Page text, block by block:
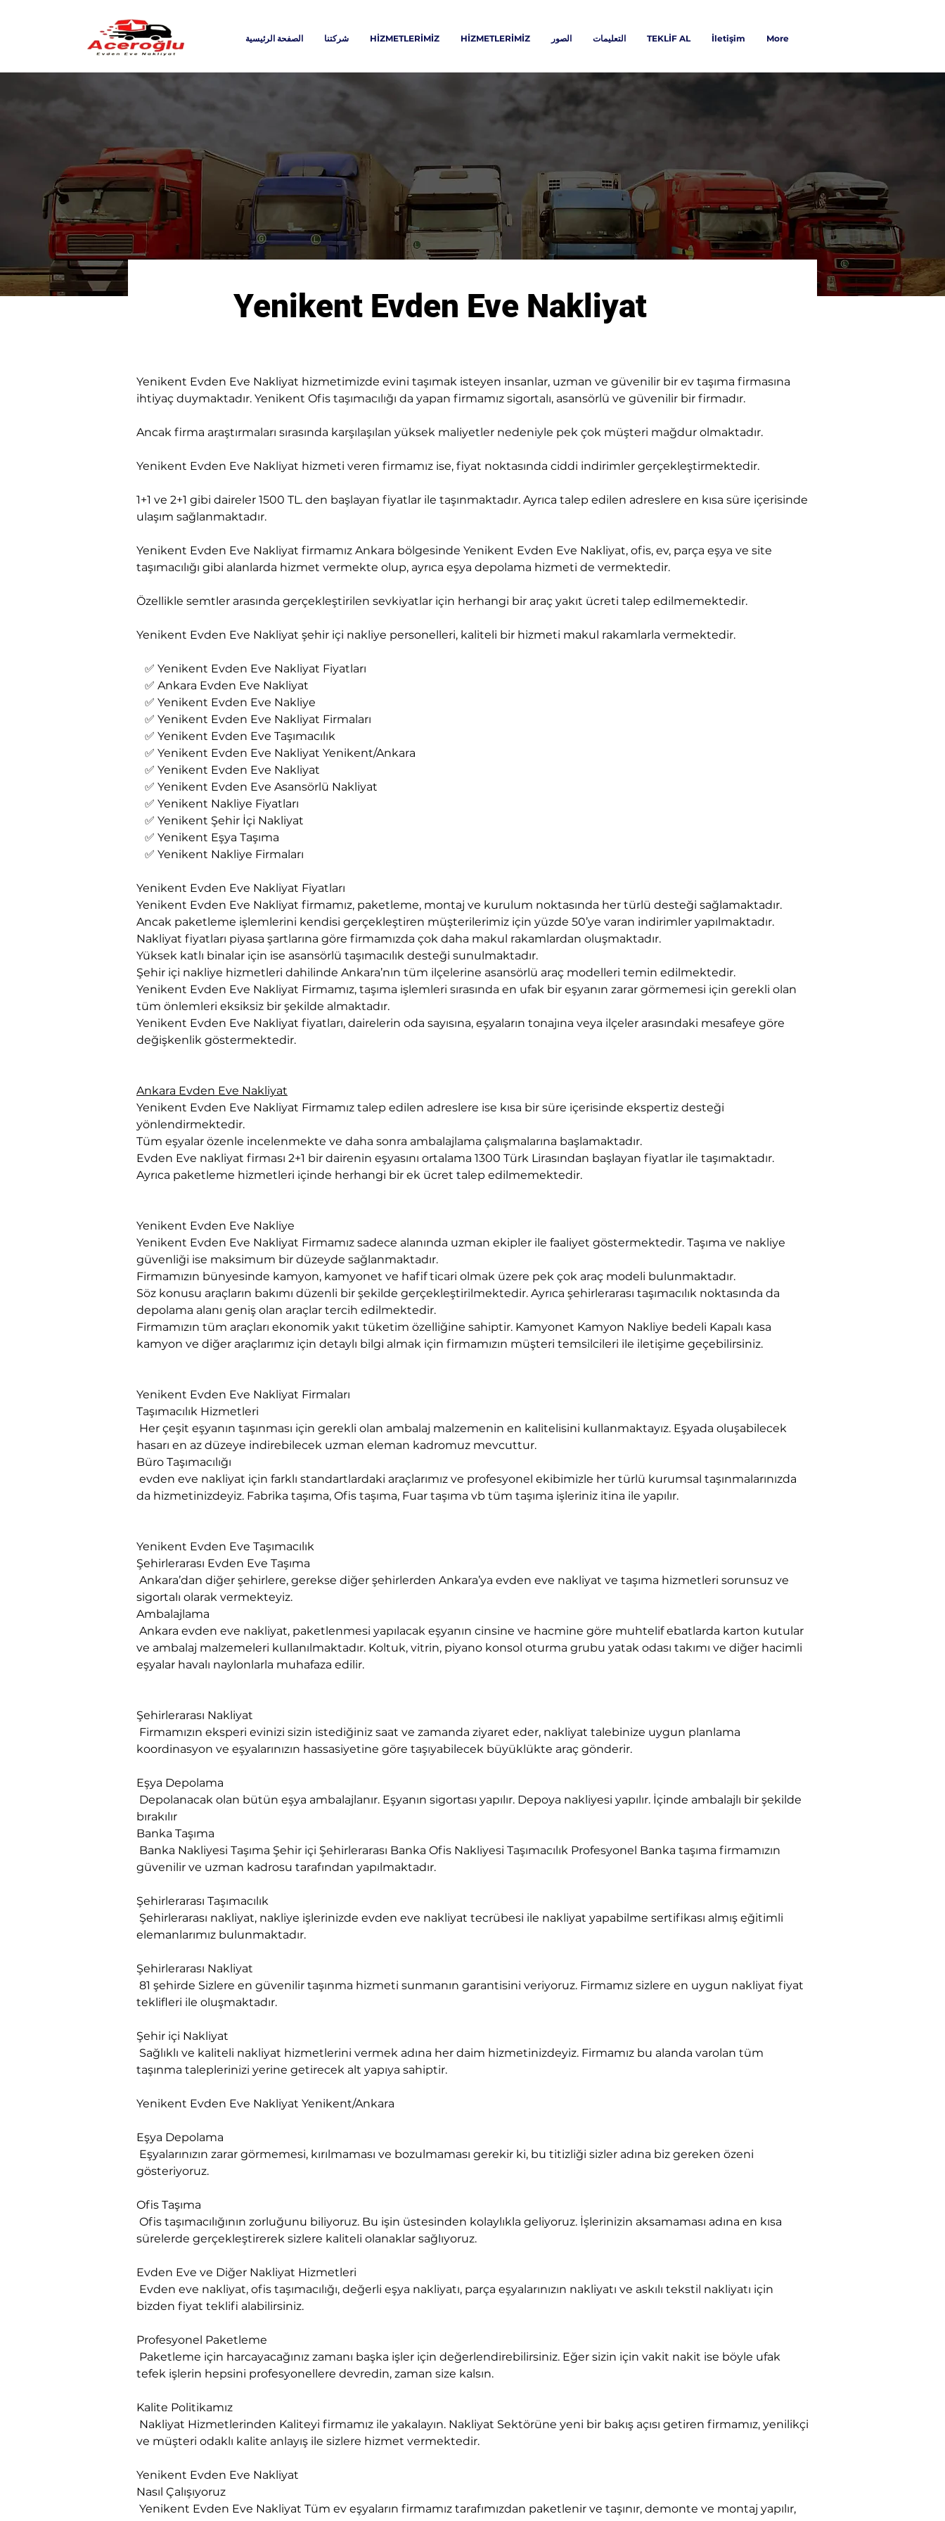
الصفحة الرئيسية شركتنا HİZMETLERİMİZ HİZMETLERİMİZ الصور التعليمات TEKLİF AL İletişim More
Yenikent Evden Eve Nakliyat
Yenikent Evden Eve Nakliyat hizmetimizde evini taşımak isteyen insanlar, uzman ve güvenilir bir ev taşıma firmasına
ihtiyaç duymaktadır. Yenikent Ofis taşımacılığı da yapan firmamız sigortalı, asansörlü ve güvenilir bir firmadır.
​Ancak firma araştırmaları sırasında karşılaşılan yüksek maliyetler nedeniyle pek çok müşteri mağdur olmaktadır.
Yenikent Evden Eve Nakliyat hizmeti veren firmamız ise, fiyat noktasında ciddi indirimler gerçekleştirmektedir.
1+1 ve 2+1 gibi daireler 1500 TL. den başlayan fiyatlar ile taşınmaktadır. Ayrıca talep edilen adreslere en kısa süre içerisinde
ulaşım sağlanmaktadır.
Yenikent Evden Eve Nakliyat firmamız Ankara bölgesinde Yenikent Evden Eve Nakliyat, ofis, ev, parça eşya ve site
taşımacılığı gibi alanlarda hizmet vermekte olup, ayrıca eşya depolama hizmeti de vermektedir.
Özellikle semtler arasında gerçekleştirilen sevkiyatlar için herhangi bir araç yakıt ücreti talep edilmemektedir.
Yenikent Evden Eve Nakliyat şehir içi nakliye personelleri, kaliteli bir hizmeti makul rakamlarla vermektedir.
   ✅ Yenikent Evden Eve Nakliyat Fiyatları
   ✅ Ankara Evden Eve Nakliyat
   ✅ Yenikent Evden Eve Nakliye
   ✅ Yenikent Evden Eve Nakliyat Firmaları
   ✅ Yenikent Evden Eve Taşımacılık
   ✅ Yenikent Evden Eve Nakliyat Yenikent/Ankara
   ✅ Yenikent Evden Eve Nakliyat
   ✅ Yenikent Evden Eve Asansörlü Nakliyat
   ✅ Yenikent Nakliye Fiyatları
   ✅ Yenikent Şehir İçi Nakliyat
   ✅ Yenikent Eşya Taşıma
   ✅ Yenikent Nakliye Firmaları
Yenikent Evden Eve Nakliyat Fiyatları
Yenikent Evden Eve Nakliyat firmamız, paketleme, montaj ve kurulum noktasında her türlü desteği sağlamaktadır.
Ancak paketleme işlemlerini kendisi gerçekleştiren müşterilerimiz için yüzde 50’ye varan indirimler yapılmaktadır.
Nakliyat fiyatları piyasa şartlarına göre firmamızda çok daha makul rakamlardan oluşmaktadır.
Yüksek katlı binalar için ise asansörlü taşımacılık desteği sunulmaktadır.
Şehir içi nakliye hizmetleri dahilinde Ankara’nın tüm ilçelerine asansörlü araç modelleri temin edilmektedir.
Yenikent Evden Eve Nakliyat Firmamız, taşıma işlemleri sırasında en ufak bir eşyanın zarar görmemesi için gerekli olan
tüm önlemleri eksiksiz bir şekilde almaktadır.
Yenikent Evden Eve Nakliyat fiyatları, dairelerin oda sayısına, eşyaların tonajına veya ilçeler arasındaki mesafeye göre
değişkenlik göstermektedir.
Ankara Evden Eve Nakliyat
Yenikent Evden Eve Nakliyat Firmamız talep edilen adreslere ise kısa bir süre içerisinde ekspertiz desteği
yönlendirmektedir.
Tüm eşyalar özenle incelenmekte ve daha sonra ambalajlama çalışmalarına başlamaktadır.
Evden Eve nakliyat firması 2+1 bir dairenin eşyasını ortalama 1300 Türk Lirasından başlayan fiyatlar ile taşımaktadır.
Ayrıca paketleme hizmetleri içinde herhangi bir ek ücret talep edilmemektedir.
Yenikent Evden Eve Nakliye
Yenikent Evden Eve Nakliyat Firmamız sadece alanında uzman ekipler ile faaliyet göstermektedir. Taşıma ve nakliye
güvenliği ise maksimum bir düzeyde sağlanmaktadır.
Firmamızın bünyesinde kamyon, kamyonet ve hafif ticari olmak üzere pek çok araç modeli bulunmaktadır.
Söz konusu araçların bakımı düzenli bir şekilde gerçekleştirilmektedir. Ayrıca şehirlerarası taşımacılık noktasında da
depolama alanı geniş olan araçlar tercih edilmektedir.
Firmamızın tüm araçları ekonomik yakıt tüketim özelliğine sahiptir. Kamyonet Kamyon Nakliye bedeli Kapalı kasa
kamyon ve diğer araçlarımız için detaylı bilgi almak için firmamızın müşteri temsilcileri ile iletişime geçebilirsiniz.
Yenikent Evden Eve Nakliyat Firmaları
Taşımacılık Hizmetleri
hasarı en az düzeye indirebilecek uzman eleman kadromuz mevcuttur.
Büro Taşımacılığı
da hizmetinizdeyiz. Fabrika taşıma, Ofis taşıma, Fuar taşıma vb tüm taşıma işleriniz itina ile yapılır.
Yenikent Evden Eve Taşımacılık
Şehirlerarası Evden Eve Taşıma
sigortalı olarak vermekteyiz.
Ambalajlama
ve ambalaj malzemeleri kullanılmaktadır. Koltuk, vitrin, piyano konsol oturma grubu yatak odası takımı ve diğer hacimli
eşyalar havalı naylonlarla muhafaza edilir.
Şehirlerarası Nakliyat
koordinasyon ve eşyalarınızın hassasiyetine göre taşıyabilecek büyüklükte araç gönderir.
Eşya Depolama
bırakılır
​Banka Taşıma
güvenilir ve uzman kadrosu tarafından yapılmaktadır.
Şehirlerarası Taşımacılık
elemanlarımız bulunmaktadır.
Şehirlerarası Nakliyat
teklifleri ile oluşmaktadır.
Şehir içi Nakliyat
taşınma taleplerinizi yerine getirecek alt yapıya sahiptir.
Yenikent Evden Eve Nakliyat Yenikent/Ankara
Eşya Depolama
gösteriyoruz.
Ofis Taşıma
sürelerde gerçekleştirerek sizlere kaliteli olanaklar sağlıyoruz.
Evden Eve ve Diğer Nakliyat Hizmetleri
bizden fiyat teklifi alabilirsiniz.
Profesyonel Paketleme
tefek işlerin hepsini profesyonellere devredin, zaman size kalsın.
Kalite Politikamız
ve müşteri odaklı kalite anlayış ile sizlere hizmet vermektedir.
Yenikent Evden Eve Nakliyat
Nasıl Çalışıyoruz